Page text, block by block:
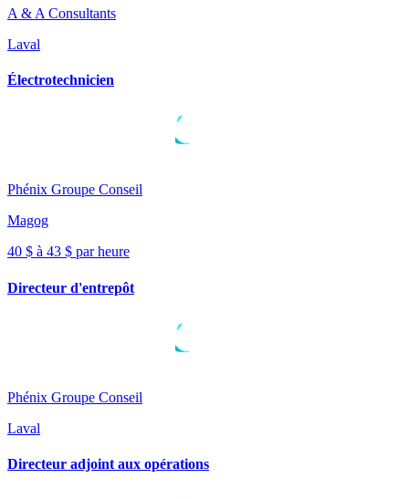
A & A Consultants
Laval
Électrotechnicien
Phénix Groupe Conseil
Magog
40 $ à 43 $ par heure
Directeur d'entrepôt
Phénix Groupe Conseil
Laval
Directeur adjoint aux opérations